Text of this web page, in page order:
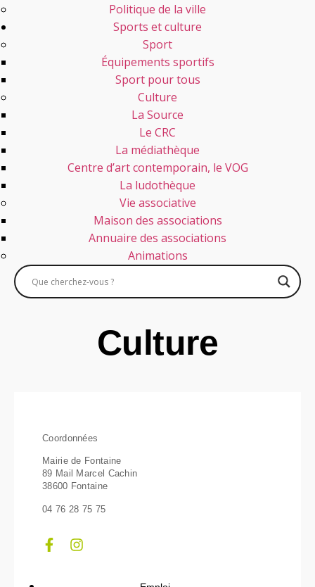
Politique de la ville
Sports et culture
Sport
Équipements sportifs
Sport pour tous
Culture
La Source
Le CRC
La médiathèque
Centre d’art contemporain, le VOG
La ludothèque
Vie associative
Maison des associations
Annuaire des associations
Animations
Culture
Coordonnées
Mairie de Fontaine
89 Mail Marcel Cachin
38600 Fontaine
04 76 28 75 75